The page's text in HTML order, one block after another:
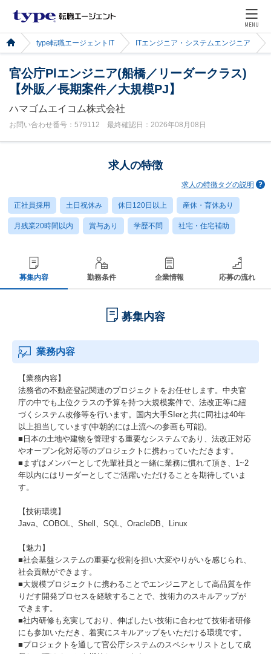
MENU
type転職エージェントIT ITエンジニア・システムエンジニア
官公庁Plエンジニア(船橋／リーダークラス)
【外販／長期案件／大規模PJ】
ハマゴムエイコム株式会社
お問い合わせ番号：579112 最終確認日：2026年08月08日
求人の特徴
求人の特徴タグの説明
正社員採用 土日祝休み 休日120日以上 産休・育休あり
月残業20時間以内 賞与あり 学歴不問 社宅・住宅補助
募集内容 勤務条件 企業情報 応募の流れ
募集内容
業務内容
【業務内容】
法務省の不動産登記関連のプロジェクトをお任せします。中央官
庁の中でも上位クラスの予算を持つ大規模案件で、法改正等に紐
づくシステム改修等を行います。国内大手SIerと共に同社は40年
以上担当しています(中朝的には上流への参画も可能)。
■日本の土地や建物を管理する重要なシステムであり、法改正対応
やオープン化対応等のプロジェクトに携わっていただきます。
■まずはメンバーとして先輩社員と一緒に業務に慣れて頂き、1~2
年以内にはリーダーとしてご活躍いただけることを期待していま
す。
【技術環境】
Java、COBOL、Shell、SQL、OracleDB、Linux
【魅力】
■社会基盤システムの重要な役割を担い大変やりがいを感じられ、
社会貢献ができます。
■大規模プロジェクトに携わることでエンジニアとして高品質を作
りだす開発プロセスを経験することで、技術力のスキルアップが
できます。
■社内研修も充実しており、伸ばしたい技術に合わせて技術者研修
にも参加いただき、着実にスキルアップをいただける環境です。
■プロジェクトを通して官公庁システムのスペシャリストとして成